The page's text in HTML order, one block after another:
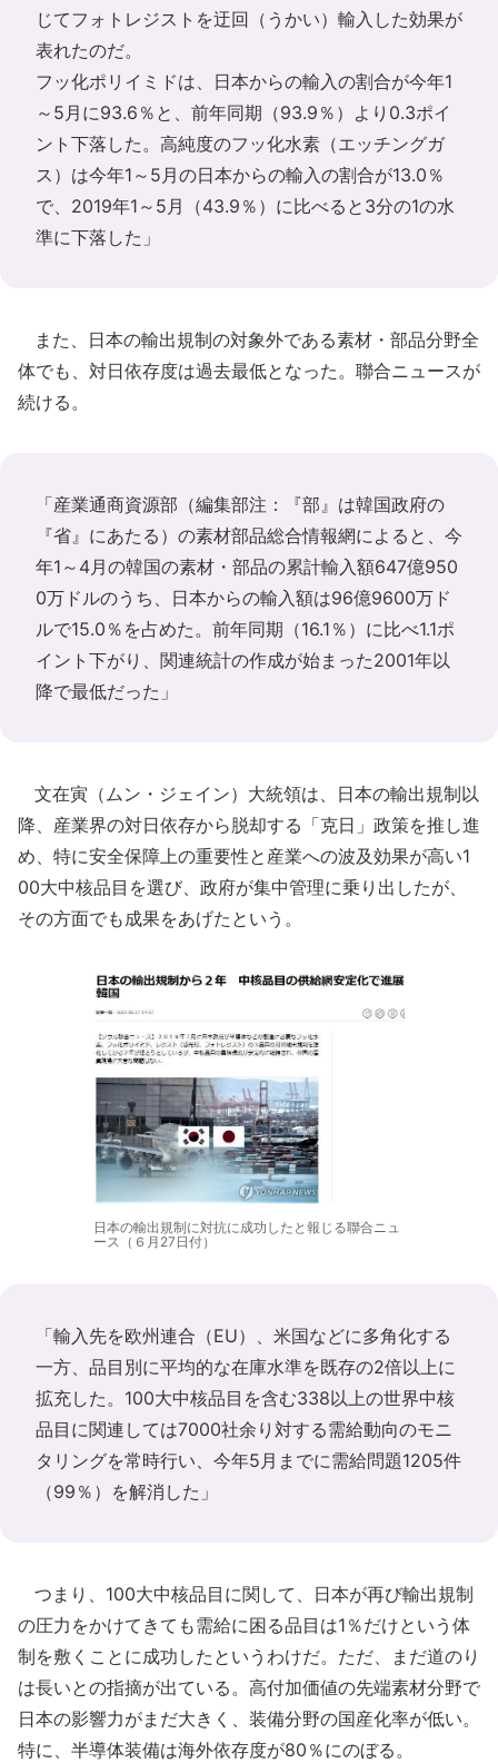
じてフォトレジストを迂回（うかい）輸入した効果が
表れたのだ。
フッ化ポリイミドは、日本からの輸入の割合が今年1
～5月に93.6％と、前年同期（93.9％）より0.3ポイ
ント下落した。高純度のフッ化水素（エッチングガ
ス）は今年1～5月の日本からの輸入の割合が13.0％
で、2019年1～5月（43.9％）に比べると3分の1の水
準に下落した」
また、日本の輸出規制の対象外である素材・部品分野全
体でも、対日依存度は過去最低となった。聯合ニュースが
続ける。
「産業通商資源部（編集部注：『部』は韓国政府の
『省』にあたる）の素材部品総合情報網によると、今
年1～4月の韓国の素材・部品の累計輸入額647億950
0万ドルのうち、日本からの輸入額は96億9600万ド
ルで15.0％を占めた。前年同期（16.1％）に比べ1.1ポ
イント下がり、関連統計の作成が始まった2001年以
降で最低だった」
文在寅（ムン・ジェイン）大統領は、日本の輸出規制以
降、産業界の対日依存から脱却する「克日」政策を推し進
め、特に安全保障上の重要性と産業への波及効果が高い1
00大中核品目を選び、政府が集中管理に乗り出したが、
その方面でも成果をあげたという。
日本の輸出規制に対抗に成功したと報じる聯合ニュ
ース（６月27日付）
「輸入先を欧州連合（EU）、米国などに多角化する
一方、品目別に平均的な在庫水準を既存の2倍以上に
拡充した。100大中核品目を含む338以上の世界中核
品目に関連しては7000社余り対する需給動向のモニ
タリングを常時行い、今年5月までに需給問題1205件
（99％）を解消した」
つまり、100大中核品目に関して、日本が再び輸出規制
の圧力をかけてきても需給に困る品目は1％だけという体
制を敷くことに成功したというわけだ。ただ、まだ道のり
は長いとの指摘が出ている。高付加価値の先端素材分野で
日本の影響力がまだ大きく、装備分野の国産化率が低い。
特に、半導体装備は海外依存度が80％にのぼる。